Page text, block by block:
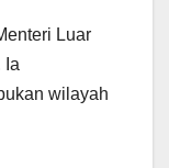
Luar
Ia
wilayah